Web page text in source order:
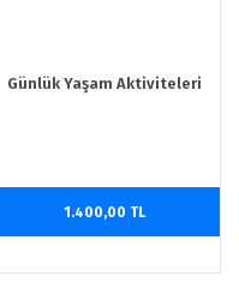
Günlük Yaşam Aktiviteleri
1.400,00 TL